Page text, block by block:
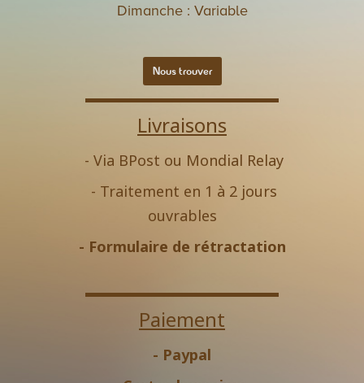
Dimanche : Variable
Nous trouver
Livraisons
- Via BPost ou Mondial Relay
- Traitement en 1 à 2 jours
ouvrables
- Formulaire de rétractation
Paiement
- Paypal